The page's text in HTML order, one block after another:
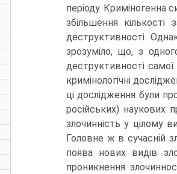
періоду. Криміногенна
збільшення
деструктивності.
зрозуміло, що, з
деструктивності самої
кримінологічні
ці дослідження були
російських) наукових
злочинність у цілому
Головне ж в сучасній
поява нових видів
проникнення